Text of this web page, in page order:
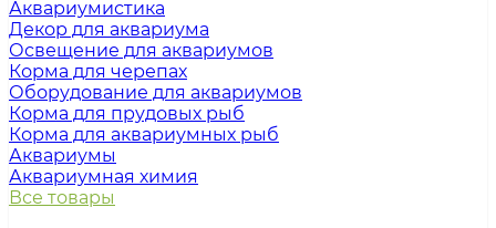
Аквариумистика
Декор для аквариума
Освещение для аквариумов
Корма для черепах
Оборудование для аквариумов
Корма для прудовых рыб
Корма для аквариумных рыб
Аквариумы
Аквариумная химия
Все товары